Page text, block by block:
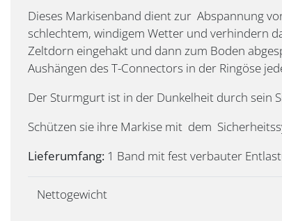
Dieses Markisenband dient zur Abspannung
schlechtem, windigem Wetter und verhindern
Zeltdorn eingehakt und dann zum Boden
Aushängen des T-Connectors in der Ringöse
Der Sturmgurt ist in der Dunkelheit durch sein
Schützen sie ihre Markise mit dem
Lieferumfang: 1 Band mit fest verbauter
Nettogewicht